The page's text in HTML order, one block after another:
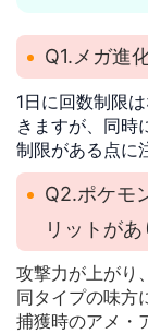
Q1.メガ進
1日に回数制限
きますが、同時
制限がある点に
Q2.ポケモ
リットがあ
攻撃力が上がり
同タイプの味方
捕獲時のアメ・